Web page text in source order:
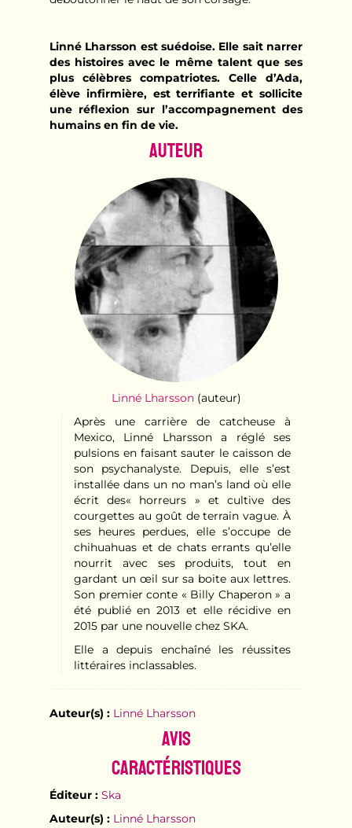
Linné Lharsson est suédoise. Elle sait narrer
des histoires avec le même talent que ses
plus célèbres compatriotes. Celle d’Ada,
élève infirmière, est terrifiante et sollicite
une réflexion sur l’accompagnement des
humains en fin de vie.
Auteur
Linné Lharsson(auteur)
Après une carrière de catcheuse à
Mexico, Linné Lharsson a réglé ses
pulsions en faisant sauter le caisson de
son psychanalyste. Depuis, elle s’est
installée dans un no man’s land où elle
écrit des« horreurs » et cultive des
courgettes au goût de terrain vague. À
ses heures perdues, elle s’occupe de
chihuahuas et de chats errants qu’elle
nourrit avec ses produits, tout en
gardant un œil sur sa boite aux lettres.
Son premier conte « Billy Chaperon » a
été publié en 2013 et elle récidive en
2015 par une nouvelle chez SKA.
Elle a depuis enchaîné les réussites
littéraires inclassables.
Auteur(s) : Linné Lharsson
Avis
Caractéristiques
Éditeur : Ska
Auteur(s) : Linné Lharsson